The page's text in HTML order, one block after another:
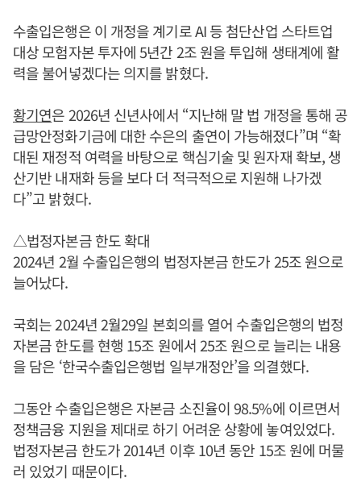
수출입은행은 이 개정을 계기로 AI 등 첨단산업 스타트업
대상 모험자본 투자에 5년간 2조 원을 투입해 생태계에 활
력을 불어넣겠다는 의지를 밝혔다.
황기연은 2026년 신년사에서 “지난해 말 법 개정을 통해 공
급망안정화기금에 대한 수은의 출연이 가능해졌다”며 “확
대된 재정적 여력을 바탕으로 핵심기술 및 원자재 확보, 생
산기반 내재화 등을 보다 더 적극적으로 지원해 나가겠
다”고 밝혔다.
△법정자본금 한도 확대
2024년 2월 수출입은행의 법정자본금 한도가 25조 원으로
늘어났다.
국회는 2024년 2월29일 본회의를 열어 수출입은행의 법정
자본금 한도를 현행 15조 원에서 25조 원으로 늘리는 내용
을 담은 ‘한국수출입은행법 일부개정안’을 의결했다.
그동안 수출입은행은 자본금 소진율이 98.5%에 이르면서
정책금융 지원을 제대로 하기 어려운 상황에 놓여있었다.
법정자본금 한도가 2014년 이후 10년 동안 15조 원에 머물
러 있었기 때문이다.